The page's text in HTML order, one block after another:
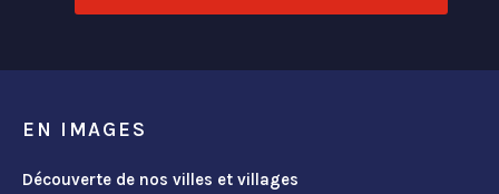
EN IMAGES
Découverte de nos villes et villages